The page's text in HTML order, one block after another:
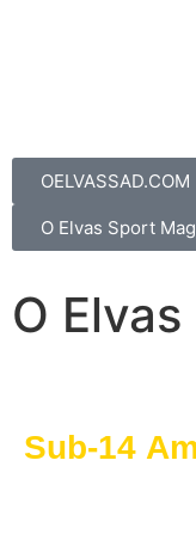
OELVASSAD.COM
O Elvas Sport
O
Sub-14